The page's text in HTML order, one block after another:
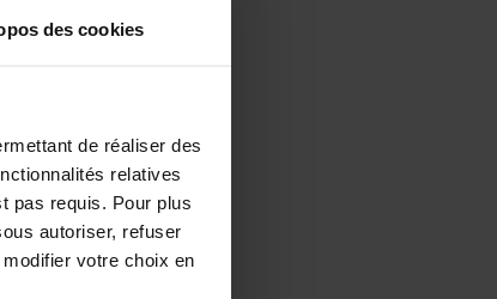
des cookies
de réaliser des
relatives
pas requis. Pour plus
autoriser, refuser
votre choix en